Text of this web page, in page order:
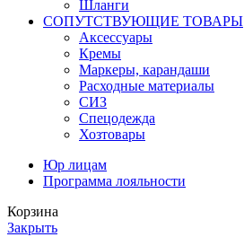
Шланги
СОПУТСТВУЮЩИЕ ТОВАРЫ
Аксессуары
Кремы
Маркеры, карандаши
Расходные материалы
СИЗ
Спецодежда
Хозтовары
Юр лицам
Программа лояльности
Корзина
Закрыть